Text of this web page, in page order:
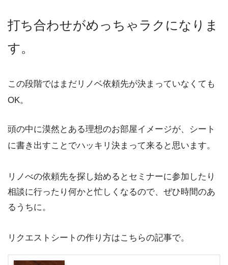
打ち合わせがめっちゃラクになりま
す。
この段階ではまだリノベ依頼先が決まっていなくても
OK。
頭の中に漠然とある理想のお部屋イメージが、シート
に書き出すことでハッキリ決まって来ると思います。
リノべの依頼先を探し始めるとセミナーに参加したり
相談に行ったり何かと忙しくなるので、ぜひ時間のあ
るうちに。
リクエストシートの作り方はこちらの記事で。